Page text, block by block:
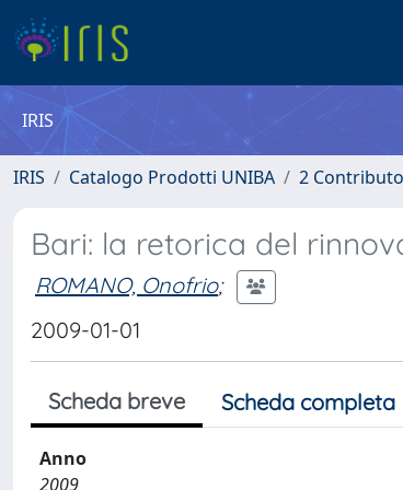
IRIS
IRIS Catalogo Prodotti UNIBA 2
Bari: la retorica del
ROMANO, Onofrio;
2009-01-01
Scheda breve Scheda completa
Anno
2009